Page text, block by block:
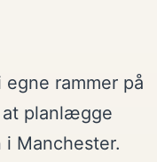
rammer på
at planlægge
Manchester.